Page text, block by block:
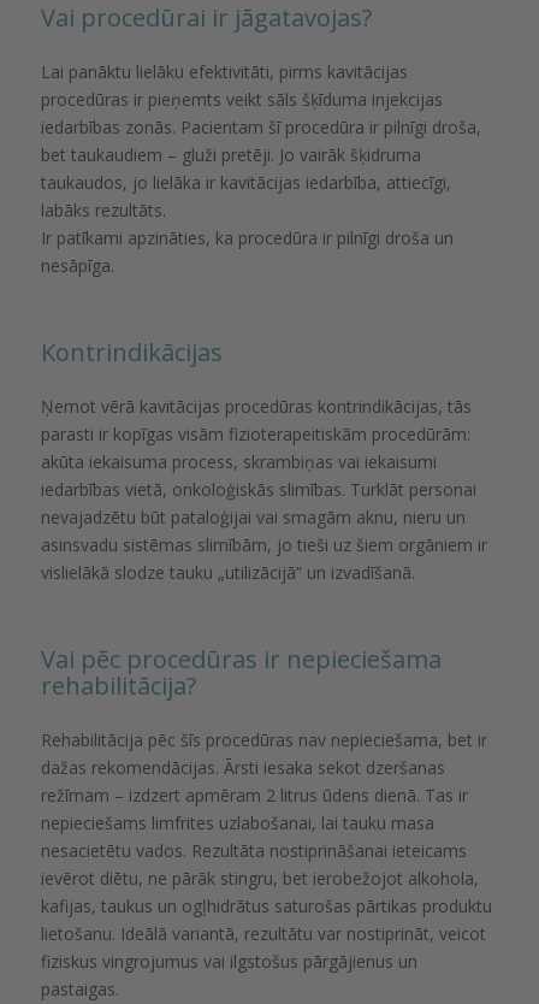
Vai procedūrai ir jāgatavojas?
Lai panāktu lielāku efektivitāti, pirms kavitācijas
procedūras ir pieņemts veikt sāls šķīduma injekcijas
iedarbības zonās. Pacientam šī procedūra ir pilnīgi droša,
bet taukaudiem – gluži pretēji. Jo vairāk šķidruma
taukaudos, jo lielāka ir kavitācijas iedarbība, attiecīgi,
labāks rezultāts.
Ir patīkami apzināties, ka procedūra ir pilnīgi droša un
nesāpīga.
Kontrindikācijas
Ņemot vērā kavitācijas procedūras kontrindikācijas, tās
parasti ir kopīgas visām fizioterapeitiskām procedūrām:
akūta iekaisuma process, skrambiņas vai iekaisumi
iedarbības vietā, onkoloģiskās slimības. Turklāt personai
nevajadzētu būt pataloģijai vai smagām aknu, nieru un
asinsvadu sistēmas slimībām, jo tieši uz šiem orgāniem ir
vislielākā slodze tauku „utilizācijā” un izvadīšanā.
Vai pēc procedūras ir nepieciešama
rehabilitācija?
Rehabilitācija pēc šīs procedūras nav nepieciešama, bet ir
dažas rekomendācijas. Ārsti iesaka sekot dzeršanas
režīmam – izdzert apmēram 2 litrus ūdens dienā. Tas ir
nepieciešams limfrites uzlabošanai, lai tauku masa
nesacietētu vados. Rezultāta nostiprināšanai ieteicams
ievērot diētu, ne pārāk stingru, bet ierobežojot alkohola,
kafijas, taukus un ogļhidrātus saturošas pārtikas produktu
lietošanu. Ideālā variantā, rezultātu var nostiprināt, veicot
fiziskus vingrojumus vai ilgstošus pārgājienus un
pastaigas.